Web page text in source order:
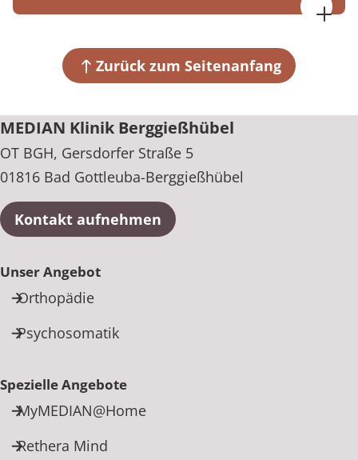
01816 Bad Gottleuba-Berggießhübel
Zurück zum Seitenanfang
MEDIAN Klinik Berggießhübel
OT BGH, Gersdorfer Straße 5
01816 Bad Gottleuba-Berggießhübel
Kontakt aufnehmen
Unser Angebot
Orthopädie
Psychosomatik
Spezielle Angebote
MyMEDIAN@Home
Rethera Mind